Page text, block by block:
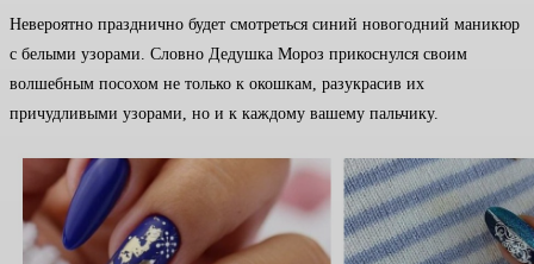
Невероятно празднично будет смотреться синий новогодний маникюр
с белыми узорами. Словно Дедушка Мороз прикоснулся своим
волшебным посохом не только к окошкам, разукрасив их
причудливыми узорами, но и к каждому вашему пальчику.